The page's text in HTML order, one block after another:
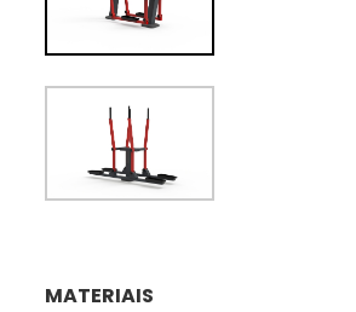
MATERIAIS